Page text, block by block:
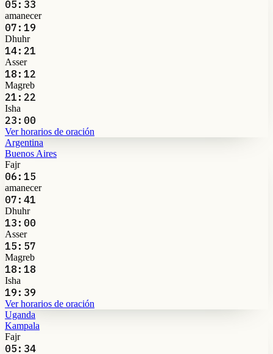
05:33
amanecer
07:19
Dhuhr
14:21
Asser
18:12
Magreb
21:22
Isha
23:00
Ver horarios de oración
Argentina
Buenos Aires
Fajr
06:15
amanecer
07:41
Dhuhr
13:00
Asser
15:57
Magreb
18:18
Isha
19:39
Ver horarios de oración
Uganda
Kampala
Fajr
05:34